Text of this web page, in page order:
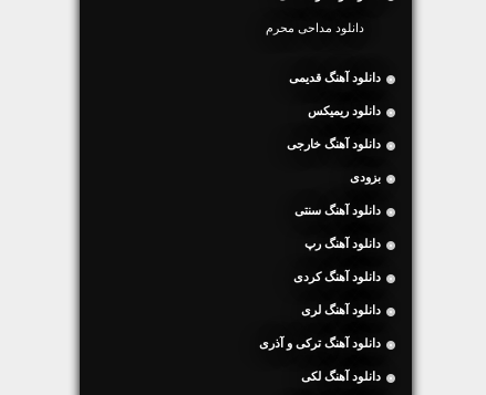
دانلود مداحی محرم
دانلود آهنگ قدیمی
دانلود ریمیکس
دانلود آهنگ خارجی
بزودی
دانلود آهنگ سنتی
دانلود آهنگ رپ
دانلود آهنگ کردی
دانلود آهنگ لری
دانلود آهنگ ترکی و آذری
دانلود آهنگ لکی